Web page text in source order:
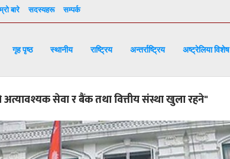
बारे सदस्यहरू सम्पर्क
गृह पृष्ठ स्थानीय राष्ट्रिय अन्तर्राष्ट्रिय अष्ट्रेलिया विशेष
सेवा र बैंक तथा वित्तीय संस्था खुला रहने"